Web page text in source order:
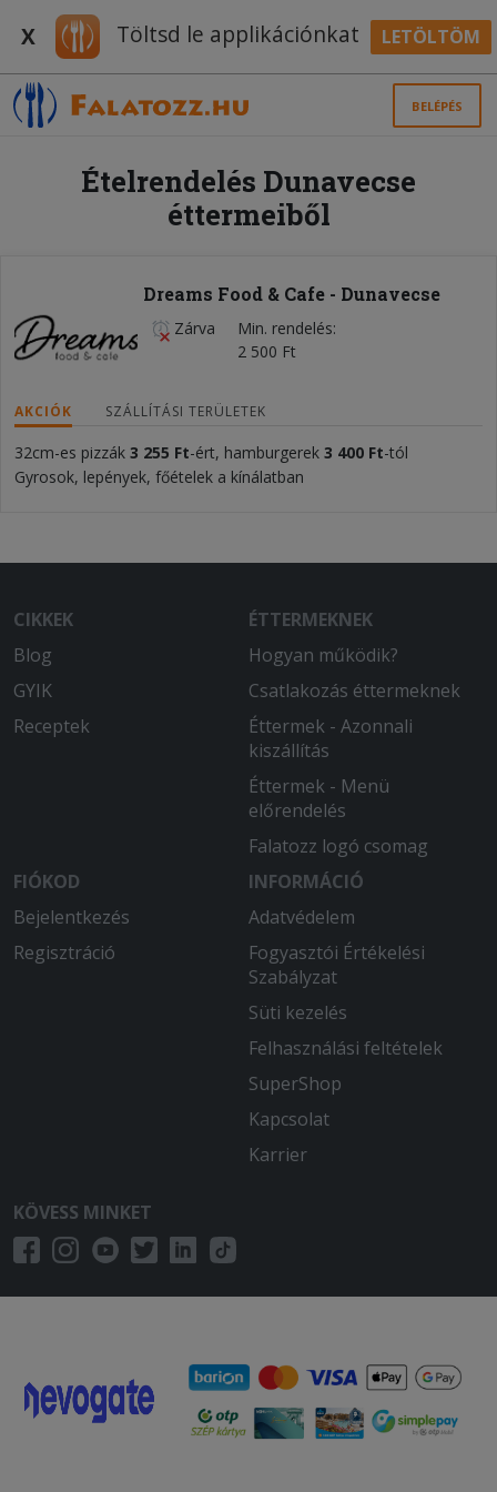
X Töltsd le applikációnkat LETÖLTÖM
BELÉPÉS
Ételrendelés Dunavecse
éttermeiből
Dreams Food & Cafe - Dunavecse
Zárva
Min. rendelés
2 500 Ft
AKCIÓK SZÁLLÍTÁSI TERÜLETEK
32cm-es pizzák 3 255 Ft-ért, hamburgerek 3 400 Ft-tól
Gyrosok, lepények, főételek a kínálatban
CIKKEK
Blog
GYIK
Receptek
ÉTTERMEKNEK
Hogyan működik?
Csatlakozás éttermeknek
Éttermek - Azonnali
kiszállítás
Éttermek - Menü
előrendelés
Falatozz logó csomag
FIÓKOD
Bejelentkezés
Regisztráció
INFORMÁCIÓ
Adatvédelem
Fogyasztói Értékelési
Szabályzat
Süti kezelés
Felhasználási feltételek
SuperShop
Kapcsolat
Karrier
KÖVESS MINKET